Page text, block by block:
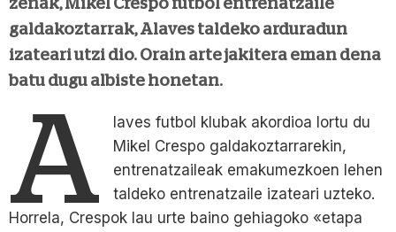
galdakoztarrak, Alaves taldeko arduradun
izateari utzi dio. Orain arte jakitera eman dena
batu dugu albiste honetan.
A
laves futbol klubak akordioa lortu du
Mikel Crespo galdakoztarrarekin,
entrenatzaileak emakumezkoen lehen
taldeko entrenatzaile izateari uzteko.
Horrela, Crespok lau urte baino gehiagoko «etapa